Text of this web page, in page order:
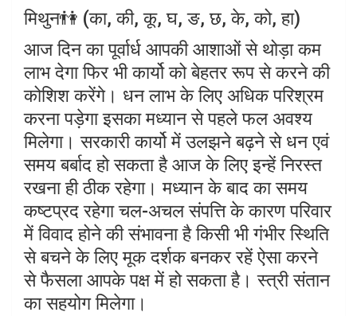
मिथुन👫 (का, की, कू, घ, ङ, छ, के, को, हा)
आज दिन का पूर्वार्ध आपकी आशाओं से थोड़ा कम
लाभ देगा फिर भी कार्यो को बेहतर रूप से करने की
कोशिश करेंगे। धन लाभ के लिए अधिक परिश्रम
करना पड़ेगा इसका मध्यान से पहले फल अवश्य
मिलेगा। सरकारी कार्यो में उलझने बढ़ने से धन एवं
समय बर्बाद हो सकता है आज के लिए इन्हें निरस्त
रखना ही ठीक रहेगा। मध्यान के बाद का समय
कष्टप्रद रहेगा चल-अचल संपत्ति के कारण परिवार
में विवाद होने की संभावना है किसी भी गंभीर स्थिति
से बचने के लिए मूक दर्शक बनकर रहें ऐसा करने
से फैसला आपके पक्ष में हो सकता है। स्त्री संतान
का सहयोग मिलेगा।